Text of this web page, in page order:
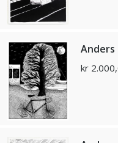
Anders
kr